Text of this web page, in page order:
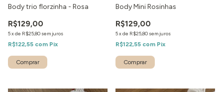
Body trio florzinha - Rosa
R$129,00
5xde R$25,80 sem juros
R$122,55 com Pix
Comprar
Body Mini Rosinhas
R$129,00
5xde R$25,80 sem juros
R$122,55 com Pix